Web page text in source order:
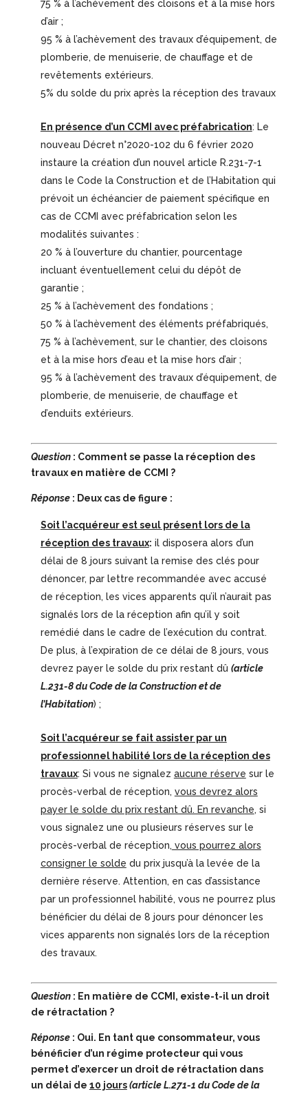
75 % à l’achèvement des cloisons et à la mise hors
d’air ;
95 % à l’achèvement des travaux d’équipement, de
plomberie, de menuiserie, de chauffage et de
revêtements extérieurs.
5% du solde du prix après la réception des travaux
En présence d’un CCMI avec préfabrication: Le
nouveau Décret n°2020-102 du 6 février 2020
instaure la création d’un nouvel article R.231-7-1
dans le Code la Construction et de l’Habitation qui
prévoit un échéancier de paiement spécifique en
cas de CCMI avec préfabrication selon les
modalités suivantes :
20 % à l’ouverture du chantier, pourcentage
incluant éventuellement celui du dépôt de
garantie ;
25 % à l’achèvement des fondations ;
50 % à l’achèvement des éléments préfabriqués,
75 % à l’achèvement, sur le chantier, des cloisons
et à la mise hors d’eau et la mise hors d’air ;
95 % à l’achèvement des travaux d’équipement, de
plomberie, de menuiserie, de chauffage et
d’enduits extérieurs.
Question: Comment se passe la réception des
travaux en matière de CCMI ?
Réponse: Deux cas de figure :
Soit l’acquéreur est seul présent lors de la
réception des travaux: il disposera alors d’un
délai de 8 jours suivant la remise des clés pour
dénoncer, par lettre recommandée avec accusé
de réception, les vices apparents qu’il n’aurait pas
signalés lors de la réception afin qu’il y soit
remédié dans le cadre de l’exécution du contrat.
De plus, à l’expiration de ce délai de 8 jours, vous
devrez payer le solde du prix restant dû (article
L.231-8 du Code de la Construction et de
l’Habitation) ;
Soit l’acquéreur se fait assister par un
professionnel habilité lors de la réception des
travaux: Si vous ne signalez aucune réserve sur le
procès-verbal de réception, vous devrez alors
payer le solde du prix restant dû. En revanche, si
vous signalez une ou plusieurs réserves sur le
procès-verbal de réception, vous pourrez alors
consigner le solde du prix jusqu’à la levée de la
dernière réserve. Attention, en cas d’assistance
par un professionnel habilité, vous ne pourrez plus
bénéficier du délai de 8 jours pour dénoncer les
vices apparents non signalés lors de la réception
des travaux.
Question: En matière de CCMI, existe-t-il un droit
de rétractation ?
Réponse: Oui. En tant que consommateur, vous
bénéficier d’un régime protecteur qui vous
permet d’exercer un droit de rétractation dans
un délai de 10 jours (article L.271-1 du Code de la